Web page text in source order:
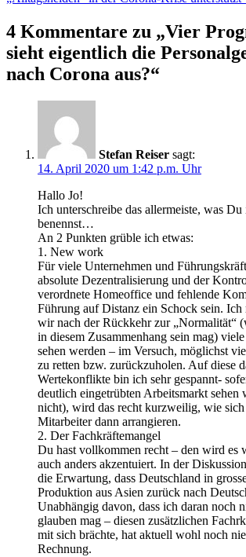
4 Kommentare zu „Vier
sieht eigentlich die
nach Corona aus?“
Stefan Reiser sagt:
14. April 2020 um 1:42 p.m. Uhr
Hallo Jo!
Ich unterschreibe das allermeiste, was
benennst…
An 2 Punkten grüble ich etwas:
1. New work
Für viele Unternehmen und
absolute Dezentralisierung und der
verordnete Homeoffice und fehlende
Führung auf Distanz ein Schock sein. Ich
wir nach der Rückkehr zur „Normalität“
in diesem Zusammenhang sein mag)
sehen werden – im Versuch, möglichst
zu retten bzw. zurückzuholen. Auf diese
Wertekonflikte bin ich sehr gespannt-
deutlich eingetrübten Arbeitsmarkt sehen
nicht), wird das recht kurzweilig, wie
Mitarbeiter dann arrangieren.
2. Der Fachkräftemangel
Du hast vollkommen recht – den wird es
auch anders akzentuiert. In der
die Erwartung, dass Deutschland in
Produktion aus Asien zurück nach
Unabhängig davon, dass ich daran noch
glauben mag – diesen zusätzlichen
mit sich brächte, hat aktuell wohl noch
Rechnung.